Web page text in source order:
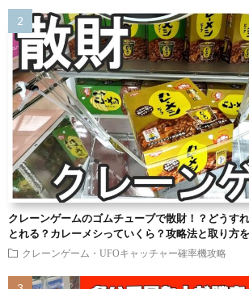
クレーンゲームのゴムチューブで散財！？どうす
とれる？カレーメシっていくら？攻略法と取り方を
クレーンゲーム・UFOキャッチャー確率機攻略